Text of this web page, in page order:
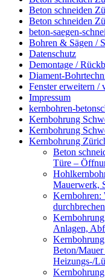
Beton schneiden
Beton schneiden
beton-saegen-
Bohren & Sägen /
Datenschutz
Demontage /
Diament-
Fenster erweitern /
Impressum
kernbohren-
Kernbohrung
Kernbohrung
Kernbohrung
Beton
Türe –
Mauerwerk,
Kernbohren:
durchbrechen
Anlagen,
Beton/
Heizungs-/